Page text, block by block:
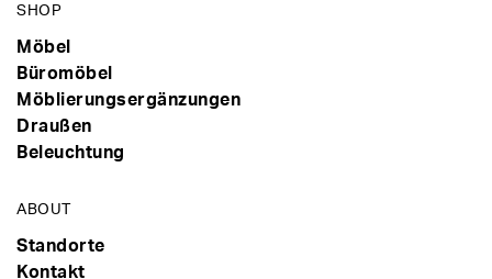
SHOP
Möbel
Büromöbel
Möblierungsergänzungen
Draußen
Beleuchtung
ABOUT
Standorte
Kontakt